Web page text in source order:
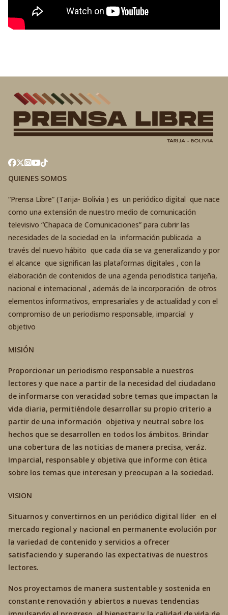
QUIENES SOMOS
“Prensa Libre” (Tarija- Bolivia ) es un periódico digital que nace
como una extensión de nuestro medio de comunicación
televisivo “Chapaca de Comunicaciones” para cubrir las
necesidades de la sociedad en la información publicada a
través del nuevo hábito que cada día se va generalizando y por
el alcance que significan las plataformas digitales , con la
elaboración de contenidos de una agenda periodística tarijeña,
nacional e internacional , además de la incorporación de otros
elementos informativos, empresariales y de actualidad y con el
compromiso de un periodismo responsable, imparcial y
objetivo
MISIÓN
Proporcionar un periodismo responsable a nuestros
lectores y que nace a partir de la necesidad del ciudadano
de informarse con veracidad sobre temas que impactan la
vida diaria, permitiéndole desarrollar su propio criterio a
partir de una información objetiva y neutral sobre los
hechos que se desarrollen en todos los ámbitos. Brindar
una cobertura de las noticias de manera precisa, veráz.
Imparcial, responsable y objetiva que informe con ética
sobre los temas que interesan y preocupan a la sociedad.
VISION
Situarnos y convertirnos en un periódico digital líder en el
mercado regional y nacional en permanente evolución por
la variedad de contenido y servicios a ofrecer
satisfaciendo y superando las expectativas de nuestros
lectores.
Nos proyectamos de manera sustentable y sostenida en
constante renovación y abiertos a nuevas tendencias